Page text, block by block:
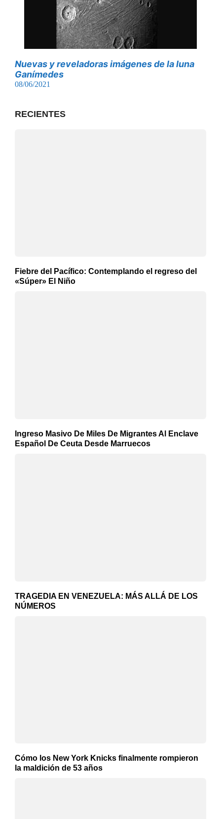
Nuevas y reveladoras imágenes de la luna
Ganímedes
08/06/2021
RECIENTES
Fiebre del Pacífico: Contemplando el regreso del
«Súper» El Niño
Ingreso Masivo De Miles De Migrantes Al Enclave
Español De Ceuta Desde Marruecos
TRAGEDIA EN VENEZUELA: MÁS ALLÁ DE LOS
NÚMEROS
Cómo los New York Knicks finalmente rompieron
la maldición de 53 años